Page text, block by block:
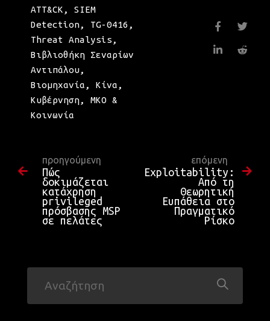
ATT&CK , SIEM
Detection, TG-0416 ,
Threat Analysis ,
Βιβλιοθήκη Σεναρίων
Αντιπάλου,
Βιομηχανία , Κίνα ,
Κυβέρνηση, ΜΚΟ &
Κοινωνία
προηγούμενη
Πώς
δοκιμάζεται
κατάχρηση
privileged
πρόσβασης MSP
σε πελάτες
επόμενη
Exploitability:
Από τη
Θεωρητική
Ευπάθεια στο
Πραγματικό
Ρίσκο